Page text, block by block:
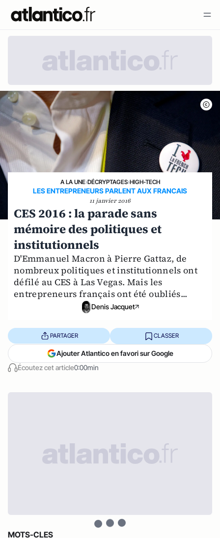
A LA UNE›DÉCRYPTAGES›HIGH-TECH
LES ENTREPRENEURS PARLENT AUX FRANCAIS
11 janvier 2016
CES 2016 : la parade sans
mémoire des politiques et
institutionnels
D'Emmanuel Macron à Pierre Gattaz, de
nombreux politiques et institutionnels ont
défilé au CES à Las Vegas. Mais les
entrepreneurs français ont été oubliés...
Denis Jacquet
Écoutez cet article0:00min
PARTAGER CLASSER
Ajouter Atlantico en favori sur Google
MOTS-CLES